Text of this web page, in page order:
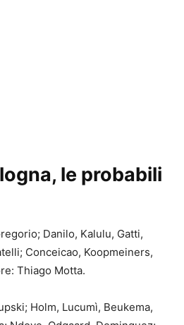
le probabili
Danilo, Kalulu, Gatti,
Conceicao, Koopmeiners,
Thiago Motta.
Holm, Lucumì, Beukema,